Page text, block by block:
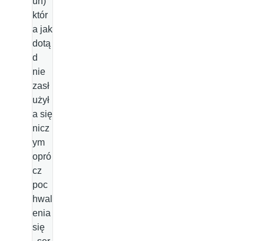
któr
a jak
dotą
d
nie
zasł
użył
a się
nicz
ym
opró
cz
poc
hwal
enia
się